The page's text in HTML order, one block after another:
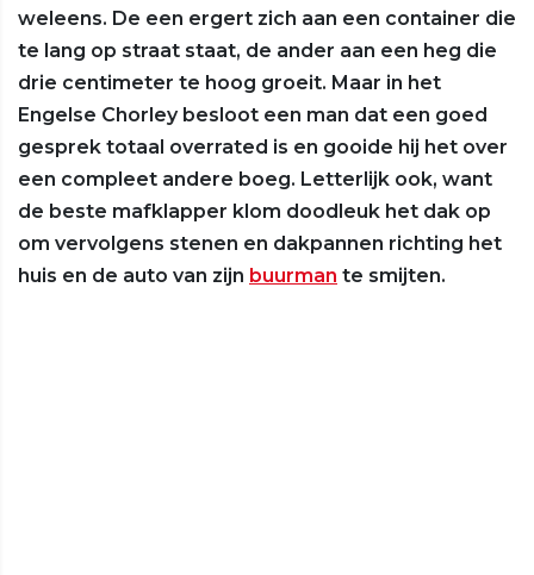
weleens. De een ergert zich aan een container die
te lang op straat staat, de ander aan een heg die
drie centimeter te hoog groeit. Maar in het
Engelse Chorley besloot een man dat een goed
gesprek totaal overrated is en gooide hij het over
een compleet andere boeg. Letterlijk ook, want
de beste mafklapper klom doodleuk het dak op
om vervolgens stenen en dakpannen richting het
huis en de auto van zijn buurman te smijten.